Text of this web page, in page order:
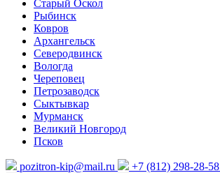
Старый Оскол
Рыбинск
Ковров
Архангельск
Северодвинск
Вологда
Череповец
Петрозаводск
Сыктывкар
Мурманск
Великий Новгород
Псков
pozitron-kip@mail.ru +7 (812) 298-28-58